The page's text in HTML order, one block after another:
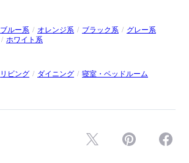
ブルー系
オレンジ系 ブラック系
グレー系
ホワイト系
リビング
ダイニング 寝室・ベッドルーム